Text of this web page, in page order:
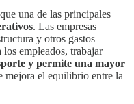
una de las principales
. Las empresas
y otros gastos
empleados, trabajar
y permite una mayor
mejora el equilibrio entre la